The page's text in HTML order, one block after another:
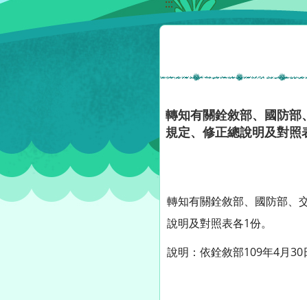
:::
轉知有關銓敘部、國防
規定、修正總說明及對照
轉知有關銓敘部、國防部、
說明及對照表各1份。
說明：依銓敘部109年4月30